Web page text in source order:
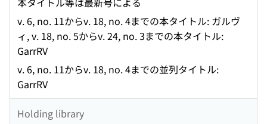
v. 6, no. 11からv. 18, no. 4までの本タイトル: ガルヴ
ィ, v. 18, no. 5からv. 24, no. 3までの本タイトル:
GarrRV
v. 6, no. 11からv. 18, no. 4までの並列タイトル:
GarrRV
Holding library